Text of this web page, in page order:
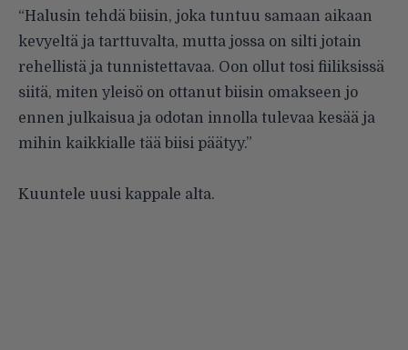
“Halusin tehdä biisin, joka tuntuu samaan aikaan
kevyeltä ja tarttuvalta, mutta jossa on silti jotain
rehellistä ja tunnistettavaa. Oon ollut tosi fiiliksissä
siitä, miten yleisö on ottanut biisin omakseen jo
ennen julkaisua ja odotan innolla tulevaa kesää ja
mihin kaikkialle tää biisi päätyy.”
Kuuntele uusi kappale alta.